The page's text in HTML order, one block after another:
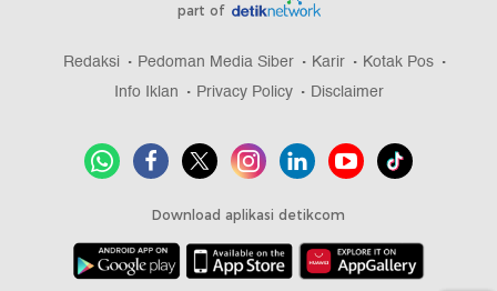
part of
Redaksi Pedoman Media Siber Karir
Kotak Pos
Info Iklan
Privacy Policy Disclaimer
Download aplikasi detikcom